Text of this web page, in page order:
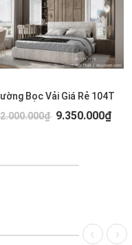
Bọc Vải Giá Rẻ 104T
9.350.000₫